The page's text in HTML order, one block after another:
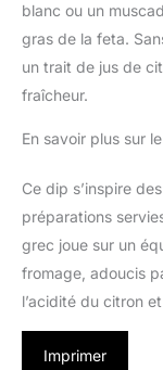
blanc ou un
gras de la feta.
un trait de jus de
fraîcheur.
En savoir plus sur
Ce dip s’inspire
préparations
grec joue sur un
fromage, adoucis
l’acidité du citron
Imprimer